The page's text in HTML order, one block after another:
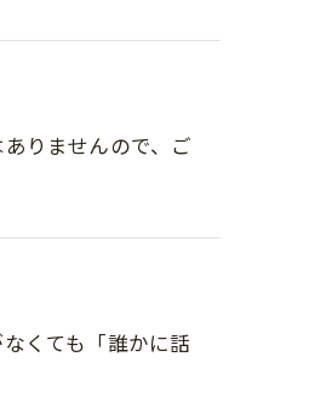
りませんので、ご
くても「誰かに話